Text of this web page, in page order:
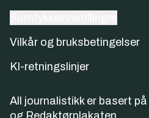
Vilkår og bruksbetingelser
KI-retningslinjer
All journalistikk er basert på
og Redaktørplakaten